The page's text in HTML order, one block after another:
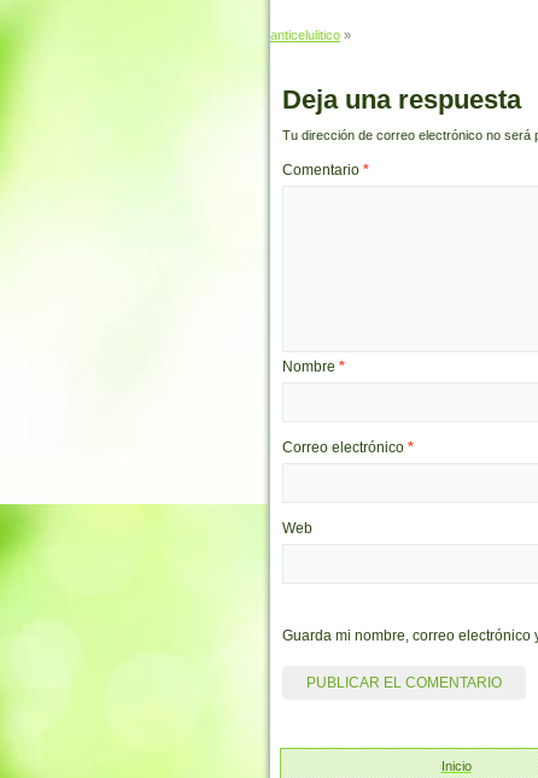
anticelulitico »
Deja una respuesta
Tu dirección de correo electrónico no será
Comentario *
Nombre *
Correo electrónico *
Web
Guarda mi nombre, correo
Inicio